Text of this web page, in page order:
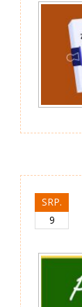
SRP.
9